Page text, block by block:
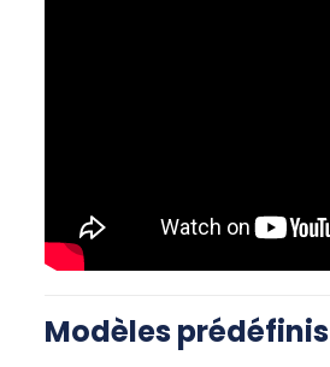
Modèles prédéfinis